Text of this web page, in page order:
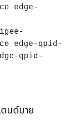
edge-
edge-qpid-
qpid-
ตนด์บาย